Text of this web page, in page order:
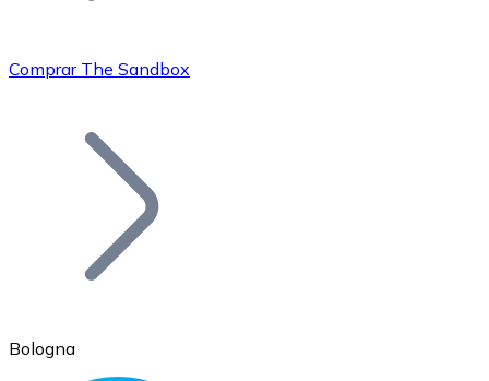
Bitcoin
Comprar The Sandbox
Bologna